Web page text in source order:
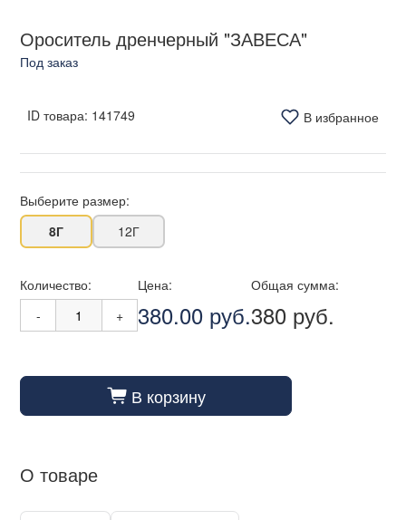
Ороситель дренчерный "ЗАВЕСА"
Под заказ
ID товара: 141749 В избранное
Выберите размер:
8Г
12Г
Количество:
-
+
Цена:
380.00 руб.
Общая сумма:
380 руб.
cart_fill В корзину
О товаре